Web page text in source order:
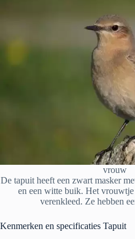
vrouw
De tapuit heeft een zwart masker
en een witte buik. Het vrouwtje
verenkleed. Ze hebben
Kenmerken en specificaties Tapuit